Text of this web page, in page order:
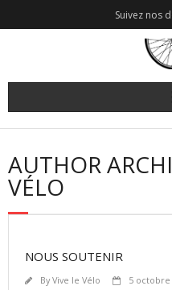
Suivez nos
AUTHOR
VÉLO
NOUS SOUTENIR
ByVive le Vélo
5 octobre